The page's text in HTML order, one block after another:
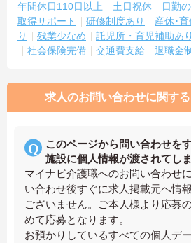
年間休日110日以上
土日祝休 日勤
取得サポート
研修制度あり
産休･
り
残業少なめ 託児所・育児補助あり
社会保険完備
交通費支給 退職金
求人のお問い合わせに関す
このページから問い合わせを
施設に個人情報が渡されてし
マイナビ介護職へのお問い合わせ
い合わせ後すぐに求人掲載元へ情
ございません。ご本人様より応募
めて応募となります。
お預かりしているすべての個人デ